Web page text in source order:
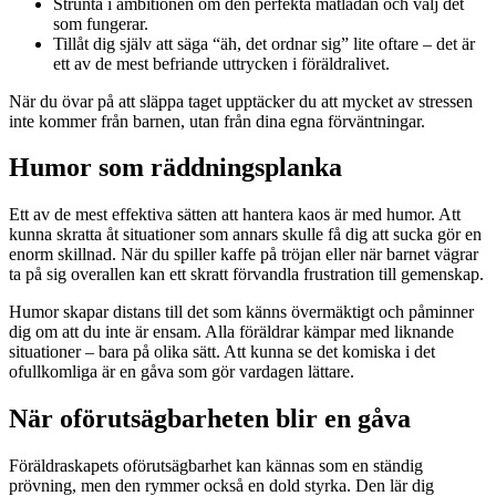
som fungerar.
Tillåt dig själv att säga “äh, det ordnar sig” lite oftare – det är
ett av de mest befriande uttrycken i föräldralivet.
När du övar på att släppa taget upptäcker du att mycket av stressen
inte kommer från barnen, utan från dina egna förväntningar.
Humor som räddningsplanka
Ett av de mest effektiva sätten att hantera kaos är med humor. Att
kunna skratta åt situationer som annars skulle få dig att sucka gör en
enorm skillnad. När du spiller kaffe på tröjan eller när barnet vägrar
ta på sig overallen kan ett skratt förvandla frustration till gemenskap.
Humor skapar distans till det som känns övermäktigt och påminner
dig om att du inte är ensam. Alla föräldrar kämpar med liknande
situationer – bara på olika sätt. Att kunna se det komiska i det
ofullkomliga är en gåva som gör vardagen lättare.
När oförutsägbarheten blir en gåva
Föräldraskapets oförutsägbarhet kan kännas som en ständig
prövning, men den rymmer också en dold styrka. Den lär dig